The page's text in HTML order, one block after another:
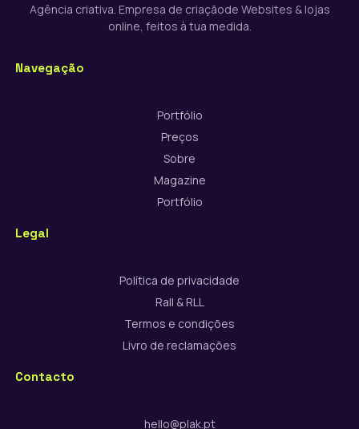
Agência criativa. Empresa de criaçãode Websites & lojas
online, feitos à tua medida.
Navegação
Portfólio
Preços
Sobre
Magazine
Portfólio
Legal
Política de privacidade
Rall & RLL
Termos e condições
Livro de reclamações
Contacto
hello@plak.pt